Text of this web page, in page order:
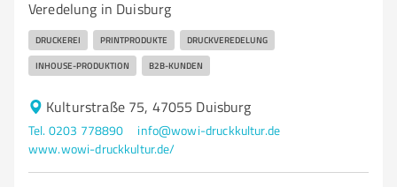
Veredelung in Duisburg
DRUCKEREI PRINTPRODUKTE DRUCKVEREDELUNG
INHOUSE-PRODUKTION B2B-KUNDEN
Kulturstraße 75, 47055 Duisburg
Tel. 0203 778890
info@wowi-druckkultur.de
www.wowi-druckkultur.de/